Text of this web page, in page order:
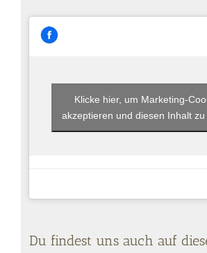
Klicke hier, um Marketing-
akzeptieren und diesen Inhalt zu
Du findest uns auch auf